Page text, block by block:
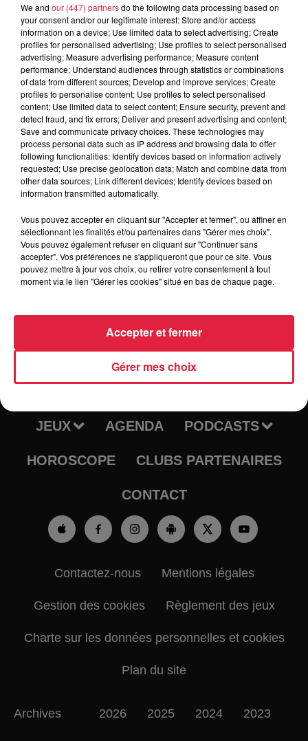
Organisateur
https://www.facebook.com/rcsg67?
locale=fr_FR
Tarif Gratuit
Facebook : https://www.facebook.com/rcsg67?locale=fr_FR
Instagram : https://www.instagram.com/rcsg_selestat_rugby/
JEUX AGENDA PODCASTS
HOROSCOPE CLUBS PARTENAIRES
CONTACT
Contactez-nous Mentions légales
Gestion des cookies Règlement des jeux
Charte sur les données personnelles et cookies
Plan du site
Archives 2026 2025 2024 2023
We and our (447) partnersdo the following data processing based on
your consent and/or our legitimate interest: Store and/or access
information on a device; Use limited data to select advertising; Create
profiles for personalised advertising; Use profiles to select personalised
advertising; Measure advertising performance; Measure content
performance; Understand audiences through statistics or combinations
of data from different sources; Develop and improve services; Create
profiles to personalise content; Use profiles to select personalised
content; Use limited data to select content; Ensure security, prevent and
detect fraud, and fix errors; Deliver and present advertising and content;
Save and communicate privacy choices. These technologies may
process personal data such as IP address and browsing data to offer
following functionalities: Identify devices based on information actively
requested; Use precise geolocation data; Match and combine data from
other data sources; Link different devices; Identify devices based on
information transmitted automatically.
Vous pouvez accepter en cliquant sur "Accepter et fermer", ou affiner en
sélectionnant les finalités et/ou partenaires dans "Gérer mes choix".
Vous pouvez également refuser en cliquant sur "Continuer sans
accepter". Vos préférences ne s'appliqueront que pour ce site. Vous
pouvez mettre à jour vos choix, ou retirer votre consentement à tout
moment via le lien "Gérer les cookies" situé en bas de chaque page.
Gérer mes choix
Accepter et fermer